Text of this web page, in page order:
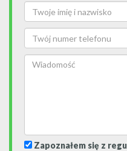
Zapoznałem się z